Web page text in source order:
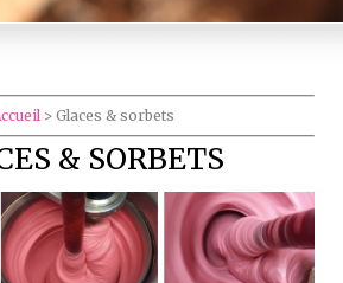
> Glaces & sorbets
& SORBETS